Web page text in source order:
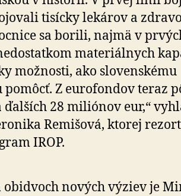
tisícky lekárov a
sa borili, najmä v
materiálnych
možnosti, ako slovenskému
Z eurofondov teraz
28 miliónov eur,“
Remišová, ktorej
IROP.
nových výziev je